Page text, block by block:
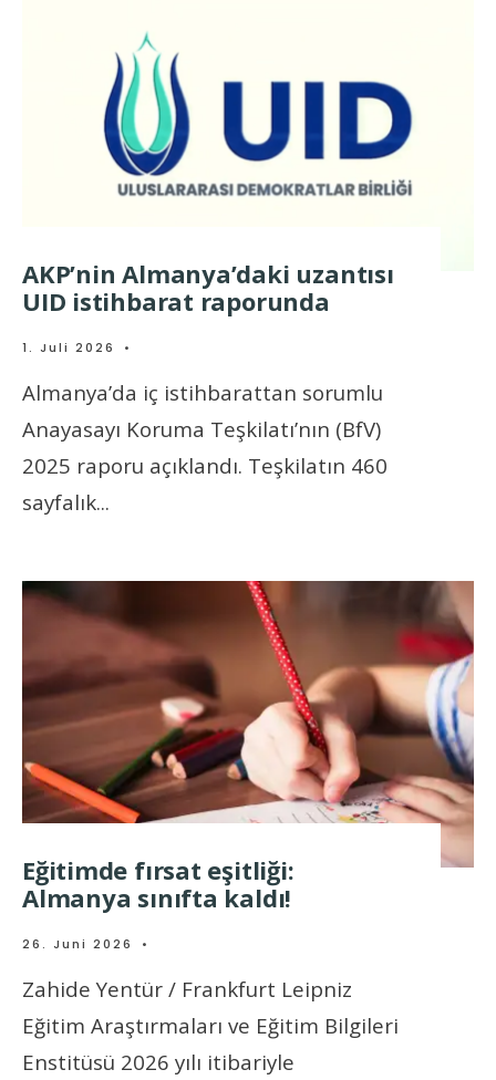
AKP’nin Almanya’daki uzantısı
UID istihbarat raporunda
1. Juli 2026 •
Almanya’da iç istihbarattan sorumlu
Anayasayı Koruma Teşkilatı’nın (BfV)
2025 raporu açıklandı. Teşkilatın 460
sayfalık...
Eğitimde fırsat eşitliği:
Almanya sınıfta kaldı!
26. Juni 2026 •
Zahide Yentür / Frankfurt Leipniz
Eğitim Araştırmaları ve Eğitim Bilgileri
Enstitüsü 2026 yılı itibariyle